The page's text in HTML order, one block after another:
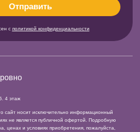
с политикой конфиденциальности
4 этаж
сайт носит исключительно информационный
не является публичной офертой. Подробную
ценах и условиях приобретения, пожалуйста,